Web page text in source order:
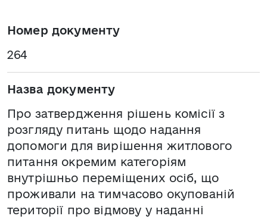
Номер документу
264
Назва документу
Про затвердження рішень комісії з
розгляду питань щодо надання
допомоги для вирішення житлового
питання окремим категоріям
внутрішньо переміщених осіб, що
проживали на тимчасово окупованій
території про відмову у наданні